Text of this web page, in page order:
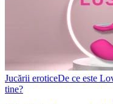
Jucării eroticeDe ce este
tine?